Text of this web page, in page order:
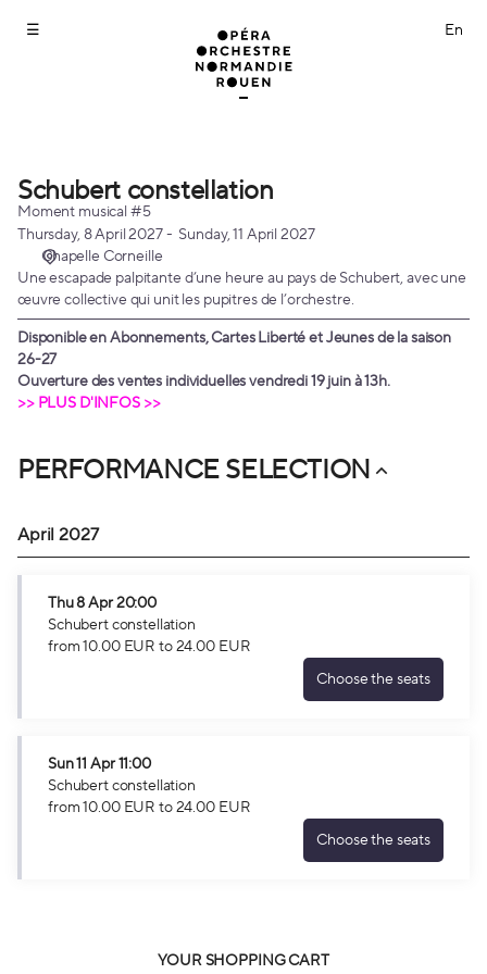
selection
Normandie
Rouen
Schubert
constellation
Schubert constellation
Moment musical #5
Thursday, 8 April 2027
Sunday, 11 April 2027
Chapelle Corneille
Une escapade palpitante d’une heure au pays de Schubert, avec une
œuvre collective qui unit les pupitres de l’orchestre.
Disponible en Abonnements, Cartes Liberté et Jeunes de la saison
26-27
Ouverture des ventes individuelles vendredi 19 juin à 13h.
>> PLUS D'INFOS >>
PERFORMANCE SELECTION
April 2027
Thu8 Apr20:00
Schubert constellation
from10.00 EUR to24.00 EUR
Choose the seats
Schubert
from
10.00
EUR
Sun11 Apr11:00
Schubert constellation
from10.00 EUR to24.00 EUR
Choose the seats
Schubert
YOUR SHOPPING CART